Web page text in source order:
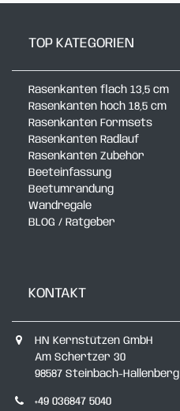
TOP KATEGORIEN
Rasenkanten flach 13,5 cm
Rasenkanten hoch 18,5 cm
Rasenkanten Formsets
Rasenkanten Radlauf
Rasenkanten Zubehör
Beeteinfassung
Beetumrandung
Wandregale
BLOG / Ratgeber
KONTAKT
HN Kernstützen GmbH
Am Schertzer 30
98587 Steinbach-Hallenberg
+49 036847 5040